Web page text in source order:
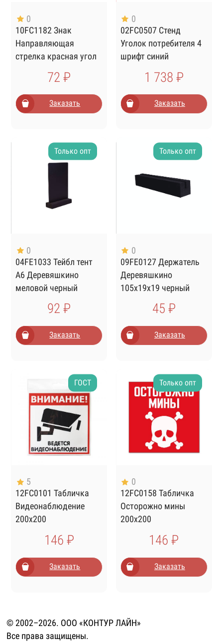
0
10FC1182 Знак
Направляющая
стрелка красная угол
72 ₽
Заказать
0
02FC0507 Стенд
Уголок потребителя 4
шрифт синий
1 738 ₽
Заказать
Только опт
0
04FE1033 Тейбл тент
А6 Деревяшкино
меловой черный
92 ₽
Заказать
Только опт
0
09FE0127 Держатель
Деревяшкино
105х19х19 черный
45 ₽
Заказать
ГОСТ
5
12FC0101 Табличка
Видеонаблюдение
200х200
146 ₽
Заказать
Только опт
0
12FC0158 Табличка
Осторожно мины
200х200
146 ₽
Заказать
© 2002–2026. ООО «КОНТУР ЛАЙН»
Все права защищены.